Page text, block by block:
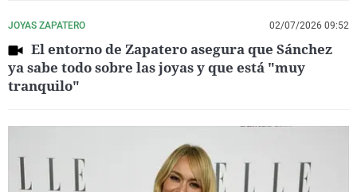
JOYAS ZAPATERO 02/07/2026 09:52
El entorno de Zapatero asegura que Sánchez
ya sabe todo sobre las joyas y que está "muy
tranquilo"